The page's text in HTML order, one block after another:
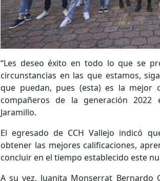
“Les deseo éxito en todo lo que se
circunstancias en las que estamos,
que puedan, pues (esta) es la mejor
compañeros de la generación 2022
Jaramillo.
El egresado de CCH Vallejo indicó
obtener las mejores calificaciones,
concluir en el tiempo establecido este
A su vez, Juanita Monserrat Bernardo